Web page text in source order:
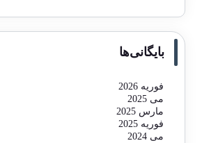
بایگانی‌ها
فوریه 2026
می 2025
مارس 2025
فوریه 2025
می 2024